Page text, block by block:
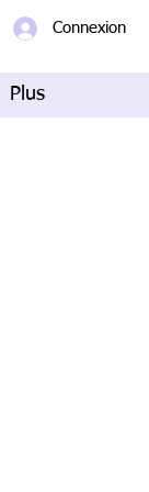
Connexion
Plus